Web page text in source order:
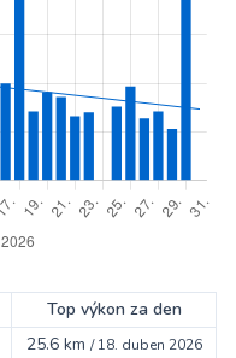
Top výkon za den
25.6 km /18. duben 2026